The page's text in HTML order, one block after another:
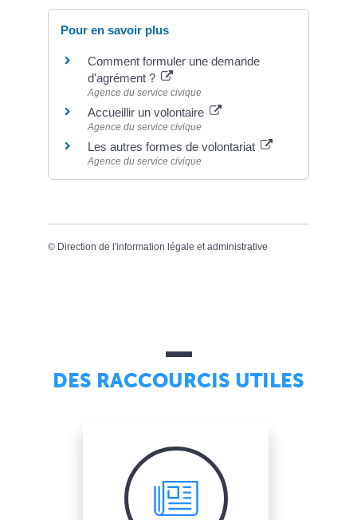
Pour en savoir plus
Comment formuler une demande
d'agrément ?
Agence du service civique
Accueillir un volontaire
Agence du service civique
Les autres formes de volontariat
Agence du service civique
© Direction de l'information légale et administrative
DES RACCOURCIS UTILES